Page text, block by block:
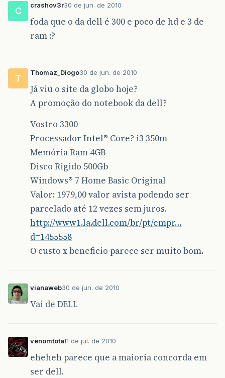
C
crashov3r30 de jun. de 2010
foda que o da dell é 300 e poco de hd e 3 de
ram :?
T
Thomaz_Diogo30 de jun. de 2010
Já viu o site da globo hoje?
A promoção do notebook da dell?
Vostro 3300
Processador Intel® Core? i3 350m
Memória Ram 4GB
Disco Rigido 500Gb
Windows® 7 Home Basic Original
Valor: 1979,00 valor avista podendo ser
parcelado até 12 vezes sem juros.
http://www1.la.dell.com/br/pt/empr…
d=1455558
O custo x beneficio parece ser muito bom.
vianaweb30 de jun. de 2010
Vai de DELL
venomtotal1 de jul. de 2010
eheheh parece que a maioria concorda em
ser dell.